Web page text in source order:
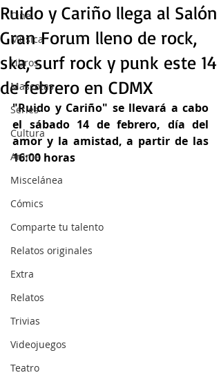
Cine
Música
Libros
Mascotas
Series
Cultura
Anime
Miscelánea
Cómics
Comparte tu talento
Relatos originales
Extra
Relatos
Trivias
Videojuegos
Teatro
Ruido y Cariño llega al Salón
Gran Forum lleno de rock,
ska, surf rock y punk este 14
de febrero en CDMX
"Ruido y Cariño" se llevará a cabo
el sábado 14 de febrero, día del
amor y la amistad, a partir de las
16:00 horas